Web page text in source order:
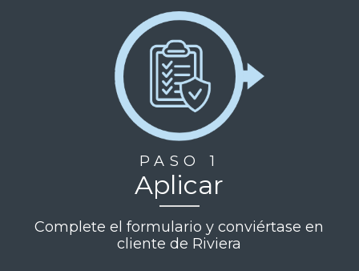
PASO 1
Aplicar
Complete el formulario y conviértase en
cliente de Riviera